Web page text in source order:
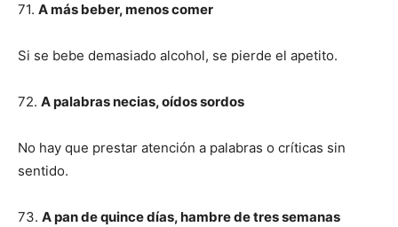
71. A más beber, menos comer
Si se bebe demasiado alcohol, se pierde el apetito.
72. A palabras necias, oídos sordos
No hay que prestar atención a palabras o críticas sin
sentido.
73. A pan de quince días, hambre de tres semanas